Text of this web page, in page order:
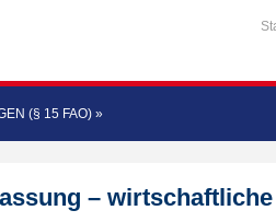
(§ 15 FAO) »
–